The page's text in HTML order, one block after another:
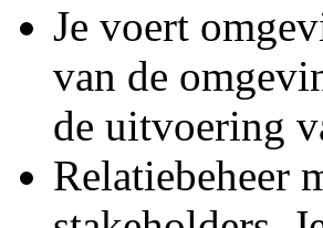
Je voert
van de
de uitvoering
Relatiebeheer